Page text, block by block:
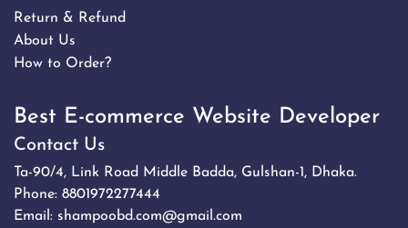
Return & Refund
About Us
How to Order?
Best E-commerce Website Developer
Contact Us
Ta-90/4, Link Road Middle Badda, Gulshan-1, Dhaka.
Phone: 8801972277444
Email: shampoobd.com@gmail.com